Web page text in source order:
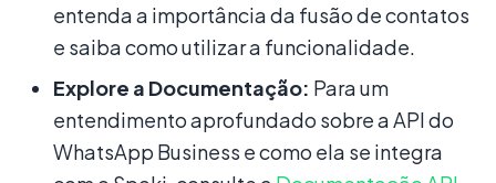
entenda a importância da fusão de contatos
e saiba como utilizar a funcionalidade.
Explore a Documentação: Para um
entendimento aprofundado sobre a API do
WhatsApp Business e como ela se integra